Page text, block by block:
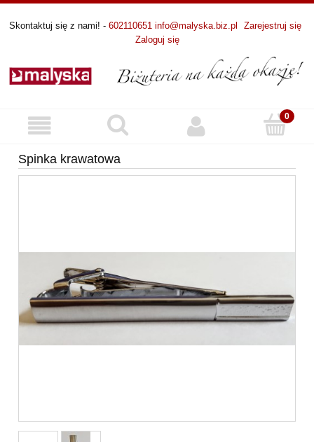
Skontaktuj się z nami! - 602110651 info@malyska.biz.pl
Zarejestruj się
Zaloguj się
Spinka krawatowa